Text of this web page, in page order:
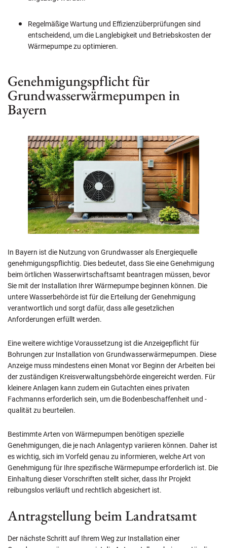
Regelmäßige Wartung und Effizienzüberprüfungen sind
entscheidend, um die Langlebigkeit und Betriebskosten der
Wärmepumpe zu optimieren.
Genehmigungspflicht für
Grundwasserwärmepumpen in
Bayern
In Bayern ist die Nutzung von Grundwasser als Energiequelle
genehmigungspflichtig. Dies bedeutet, dass Sie eine Genehmigung
beim örtlichen Wasserwirtschaftsamt beantragen müssen, bevor
Sie mit der Installation Ihrer Wärmepumpe beginnen können. Die
untere Wasserbehörde ist für die Erteilung der Genehmigung
verantwortlich und sorgt dafür, dass alle gesetzlichen
Anforderungen erfüllt werden.
Eine weitere wichtige Voraussetzung ist die Anzeigepflicht für
Bohrungen zur Installation von Grundwasserwärmepumpen. Diese
Anzeige muss mindestens einen Monat vor Beginn der Arbeiten bei
der zuständigen Kreisverwaltungsbehörde eingereicht werden. Für
kleinere Anlagen kann zudem ein Gutachten eines privaten
Fachmanns erforderlich sein, um die Bodenbeschaffenheit und -
qualität zu beurteilen.
Bestimmte Arten von Wärmepumpen benötigen spezielle
Genehmigungen, die je nach Anlagentyp variieren können. Daher ist
es wichtig, sich im Vorfeld genau zu informieren, welche Art von
Genehmigung für Ihre spezifische Wärmepumpe erforderlich ist. Die
Einhaltung dieser Vorschriften stellt sicher, dass Ihr Projekt
reibungslos verläuft und rechtlich abgesichert ist.
Antragstellung beim Landratsamt
Der nächste Schritt auf Ihrem Weg zur Installation einer